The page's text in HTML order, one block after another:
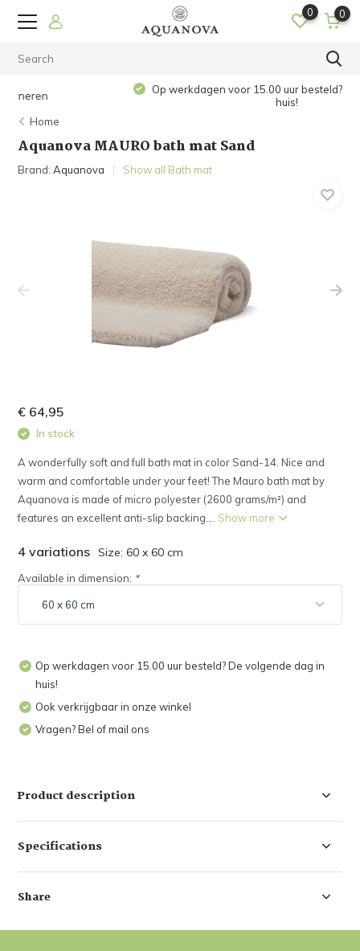
0 0
Op werkdagen voor 15.00 uur besteld? De volgende dag in
Home
Aquanova MAURO bath mat Sand
Brand:Aquanova Show all Bath mat
€ 64,95
In stock
A wonderfully soft and full bath mat in color Sand-14. Nice and
warm and comfortable under your feet! The Mauro bath mat by
Aquanova is made of micro polyester (2600 grams/m²) and
features an excellent anti-slip backing.... Show more
4 variations Size: 60 x 60 cm
Available in dimension: *
Op werkdagen voor 15.00 uur besteld? De volgende dag in
huis!
Ook verkrijgbaar in onze winkel
Vragen? Bel of mail ons
Product description
Specifications
Share